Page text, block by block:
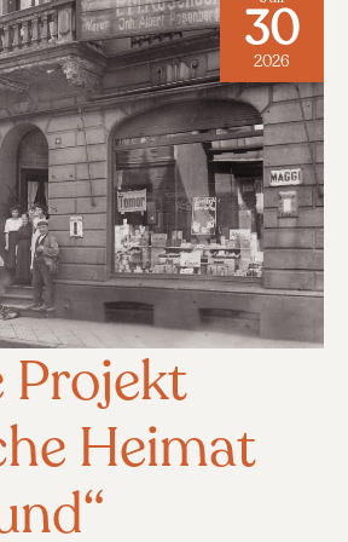
Projekt
Heimat
30
2026